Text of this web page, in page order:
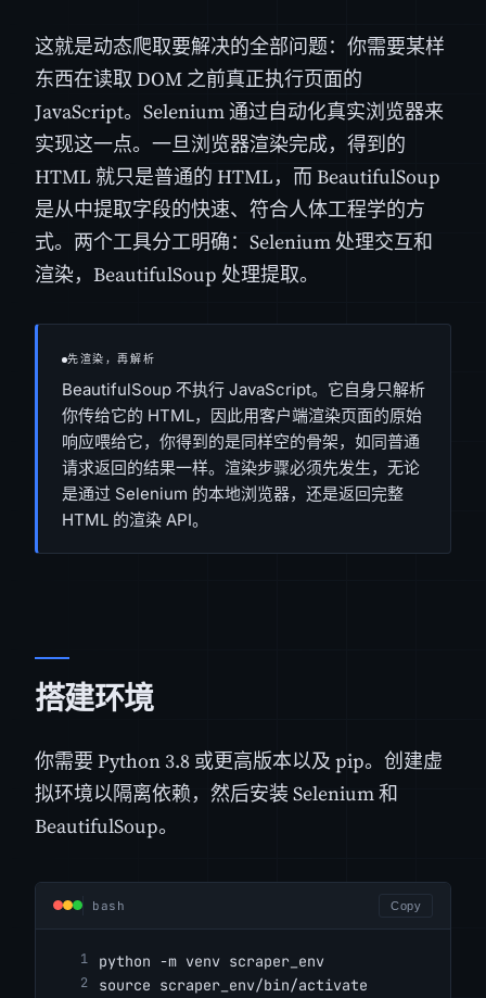
这就是动态爬取要解决的全部问题：你需要某样
东西在读取 DOM 之前真正执行页面的
JavaScript。Selenium 通过自动化真实浏览器来
实现这一点。一旦浏览器渲染完成，得到的
HTML 就只是普通的 HTML，而 BeautifulSoup
是从中提取字段的快速、符合人体工程学的方
式。两个工具分工明确：Selenium 处理交互和
渲染，BeautifulSoup 处理提取。
先渲染，再解析
BeautifulSoup 不执行 JavaScript。它自身只解析
你传给它的 HTML，因此用客户端渲染页面的原始
响应喂给它，你得到的是同样空的骨架，如同普通
请求返回的结果一样。渲染步骤必须先发生，无论
是通过 Selenium 的本地浏览器，还是返回完整
HTML 的渲染 API。
搭建环境
你需要 Python 3.8 或更高版本以及 pip。创建虚
拟环境以隔离依赖，然后安装 Selenium 和
BeautifulSoup。
bash Copy
python -m venv scraper_env
source scraper_env/bin/activate